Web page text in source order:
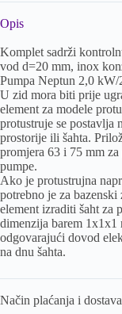
Opis
Komplet sadrži
vod d=20 mm, inox
Pumpa Neptun 2,0
U zid mora biti prije
element za modele
protustruje se postavlja
prostorije ili šahta.
promjera 63 i 75 mm
pumpe.
Ako je protustrujna
potrebno je za
element izraditi šaht za
dimenzija barem 1x1x1
odgovarajući dovod
na dnu šahta.
Način plaćanja i dostava